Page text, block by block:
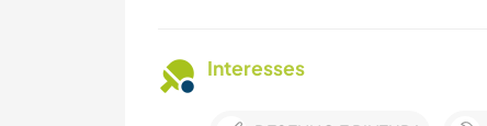
Interesses